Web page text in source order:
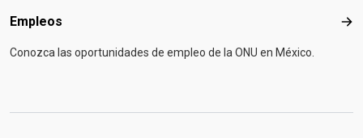
Empleos
Conozca las oportunidades de empleo de la ONU en México.